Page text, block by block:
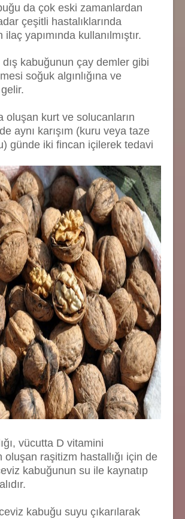
da çok eski zamanlardan
çeşitli hastalıklarında
yapımında kullanılmıştır.
kabuğunun çay demler gibi
soğuk algınlığına ve
oluşan kurt ve solucanların
aynı karışım (kuru veya taze
günde iki fincan içilerek tedavi
vücutta D vitamini
oluşan raşitizm hastallığı için de
kabuğunun su ile kaynatıp
kabuğu suyu çıkarılarak